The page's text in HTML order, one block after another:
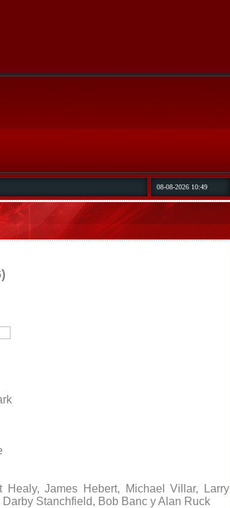
08-08-2026 10:49
Healy, James Hebert, Michael Villar, Larry
Stanchfield, Bob Banc yAlan Ruck